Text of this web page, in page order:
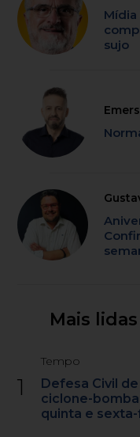
sujo
Mais lidas
1
Tempo
Defesa Civil
ciclone-
quinta e